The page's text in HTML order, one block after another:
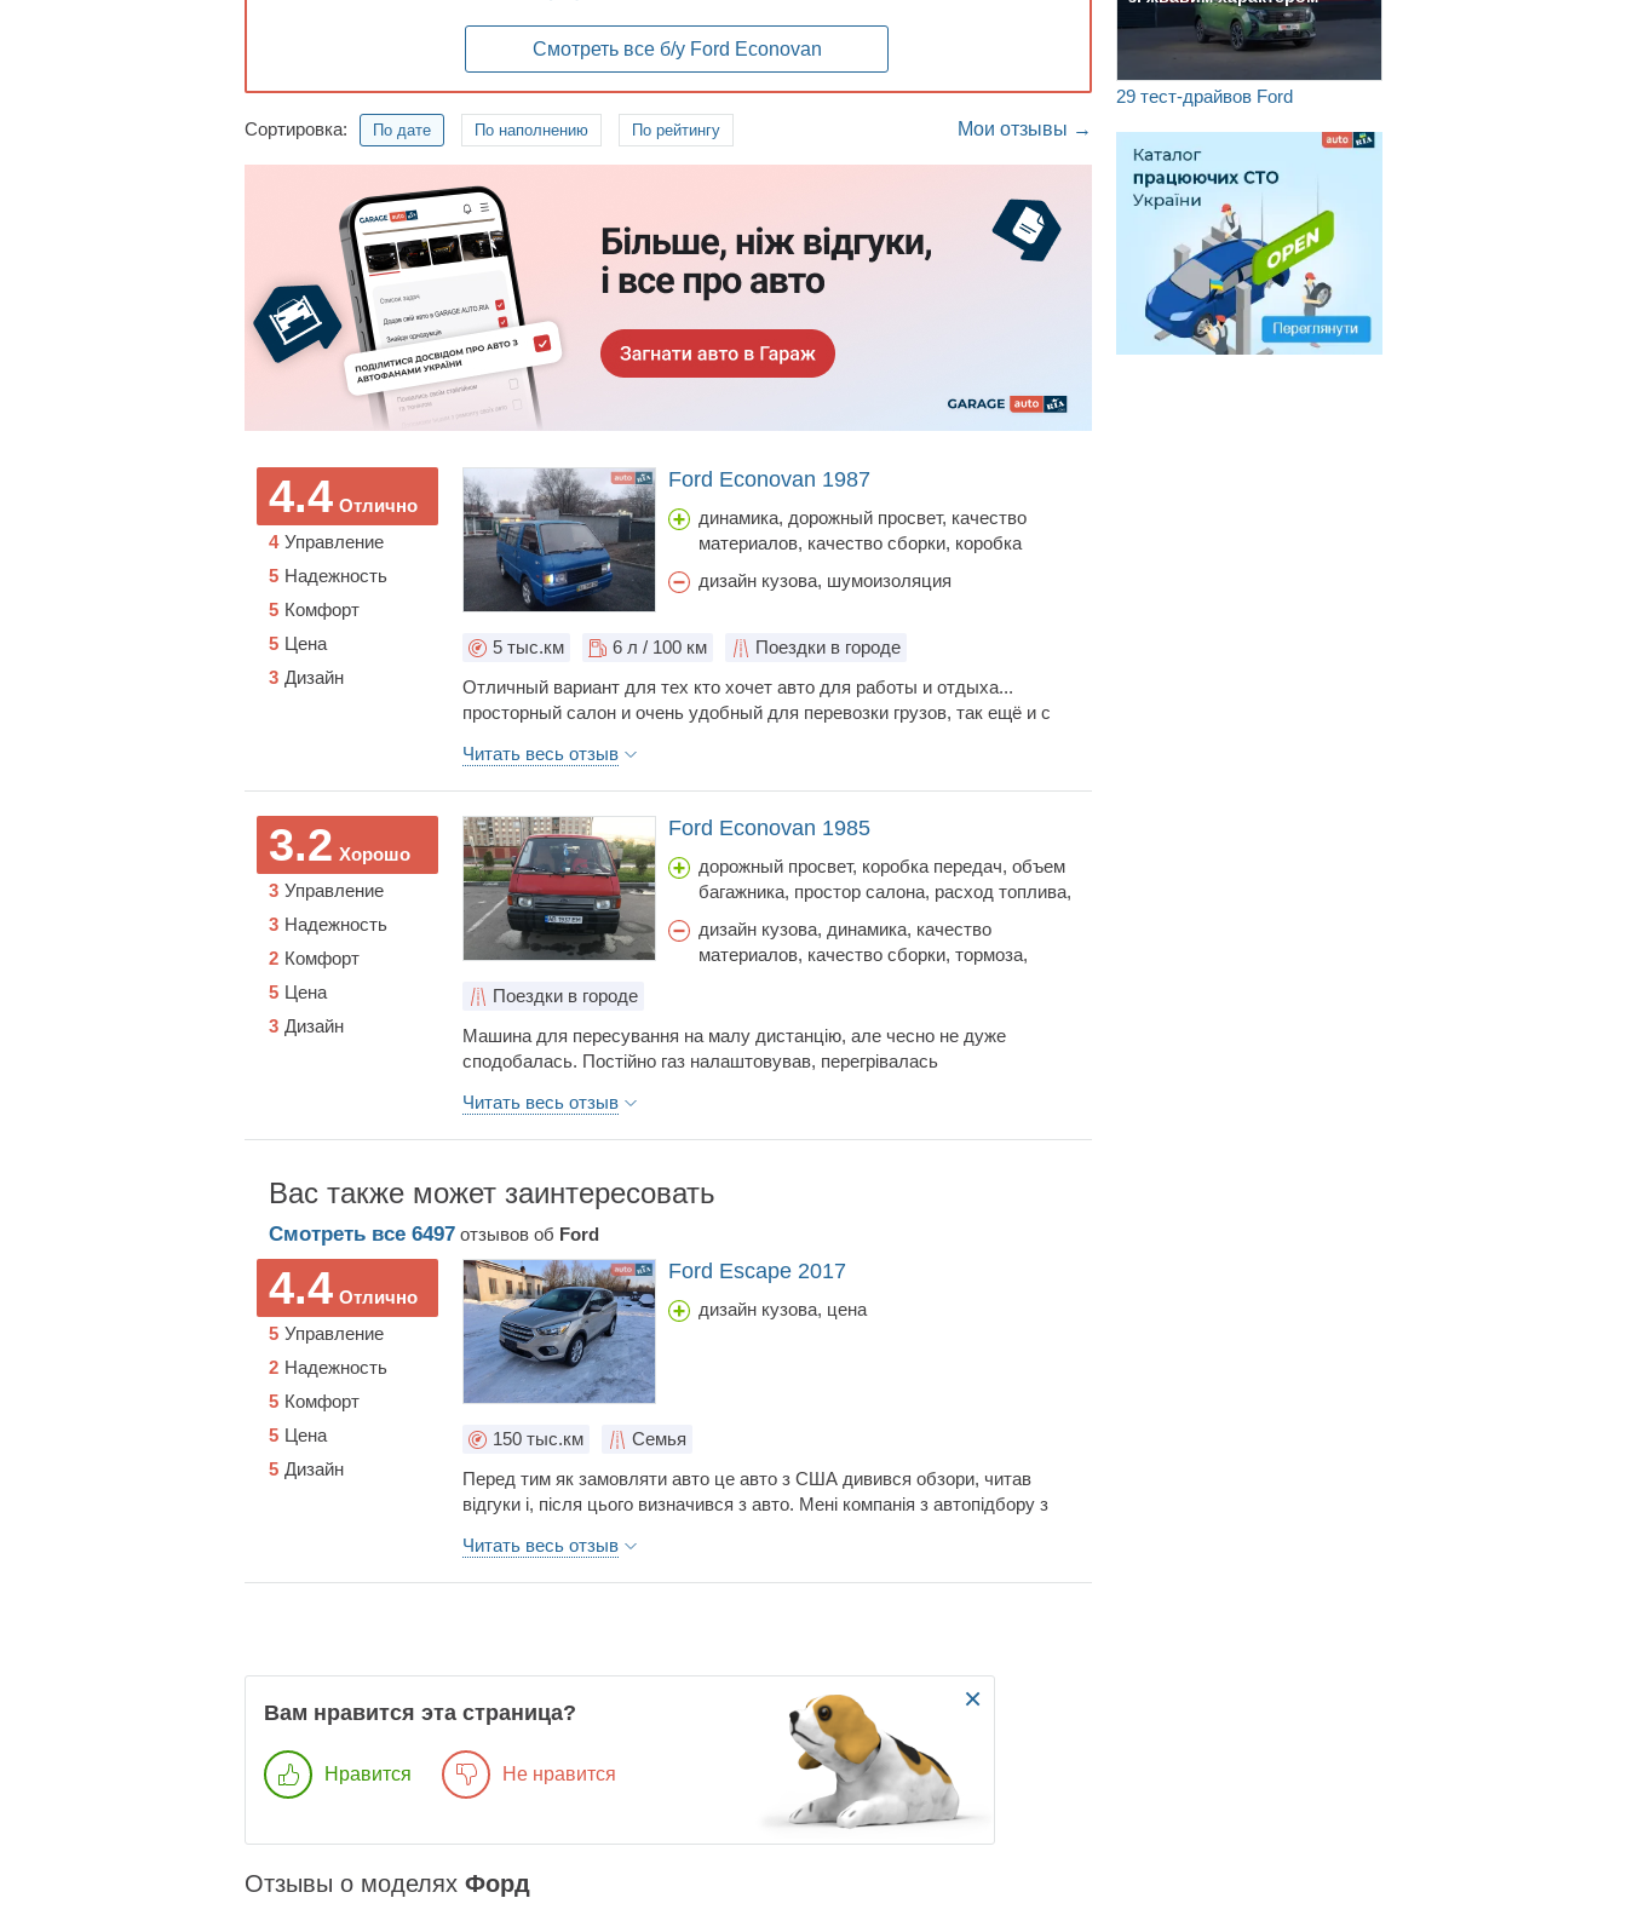
29 тест-драйвов Ford
Смотреть все б/у Ford Econovan
Сортировка: По дате По наполнению По рейтингу Мои отзывы →
Отлично
4.4
Управление
4
Надежность
5
Комфорт
5
Цена
5
Дизайн
3
Ford Econovan 1987
динамика, дорожный просвет, качество
материалов, качество сборки, коробка
расход топлива, стоимость обслуживания,
дизайн кузова, шумоизоляция
5 тыс.км 6 л / 100 км
Поездки в городе
Отличный вариант для тех кто хочет авто для работы и отдыха...
просторный салон и очень удобный для перевозки грузов, так ещё и с
бы дороже..абсолютно не прихотливый и вместительный, да к тому же
экономный 6л/100км . диз.топлива- заманчиво ,не правда ли?...тюнинганул
под себя и порядок икамера заднего вида, литые диски..и.т.д.
Мой совет: хотите экономный бус? Возьмите не пожалеете ,но только
дизельный двигатель!
Читать весь отзыв
Хорошо
3.2
Управление
3
Надежность
3
Комфорт
2
Цена
5
Дизайн
3
Ford Econovan 1985
дорожный просвет, коробка передач, объем
багажника, простор салона, расход топлива,
цена
дизайн кузова, динамика, качество
материалов, качество сборки, тормоза,
Поездки в городе
Машина для пересування на малу дистанцію, але чесно не дуже
сподобалась. Постійно газ налаштовував, перегрівалась
Читать весь отзыв
Вас также может заинтересовать
Смотреть все 6497 отзывов об Ford
Отлично
4.4
Управление
5
Надежность
2
Комфорт
5
Цена
5
Дизайн
5
Ford Escape 2017
дизайн кузова, цена
150 тыс.км
Семья
Перед тим як замовляти авто це авто з США дивився обзори, читав
відгуки і, після цього визначився з авто. Мені компанія з автопідбору з
задоволенним на всі 200% я вже в подумках радів. Після того як вона
приїхала тут то все і почалося!!! Під заміну все що можна в тій машині під
Читать весь отзыв
×
Вам нравится эта страница?
Нравится Не нравится
Отзывы о моделях Форд